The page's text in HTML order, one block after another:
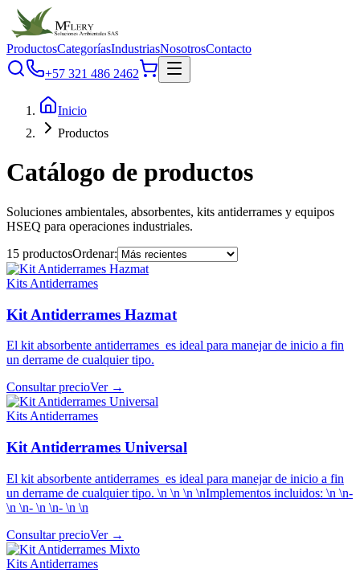
ProductosCategoríasIndustriasNosotrosContacto
+57 321 486 2462
Inicio
Productos
Catálogo de productos
Soluciones ambientales, absorbentes, kits antiderrames y equipos
HSEQ para operaciones industriales.
15 productosOrdenar:
Kits Antiderrames
Kit Antiderrames Hazmat
El kit absorbente antiderrames es ideal para manejar de inicio a fin
un derrame de cualquier tipo.
Consultar precioVer →
Kits Antiderrames
Kit Antiderrames Universal
El kit absorbente antiderrames es ideal para manejar de inicio a fin
un derrame de cualquier tipo. \n \n \n \nImplementos incluidos: \n \n-
\n \n- \n \n- \n \n
Consultar precioVer →
Kits Antiderrames